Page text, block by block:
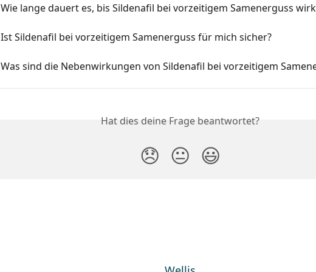
Wie lange dauert es, bis Sildenafil bei vorzeitigem Samenerguss
Ist Sildenafil bei vorzeitigem Samenerguss für mich sicher?
Was sind die Nebenwirkungen von Sildenafil bei vorzeitigem
Hat dies deine Frage beantwortet?
😞 😐 😃